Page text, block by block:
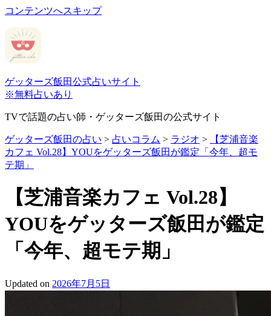
コンテンツへスキップ
ゲッターズ飯田公式占いサイト
※無料占いあり
TVで話題の占い師・ゲッターズ飯田の公式サイト
ゲッターズ飯田の占い > 占いコラム > ラジオ >
【芝浦音楽
カフェ Vol.28】YOUをゲッターズ飯田が鑑定「今年、超モ
テ期」
【芝浦音楽カフェ Vol.28】
YOUをゲッターズ飯田が鑑定
「今年、超モテ期」
Updated on 2026年7月5日